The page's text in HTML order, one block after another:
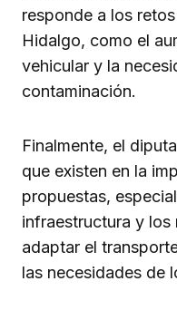
responde a los
Hidalgo, como el
vehicular y la
contaminación.
Finalmente, el
que existen en la
propuestas,
infraestructura y los
adaptar el
las necesidades de